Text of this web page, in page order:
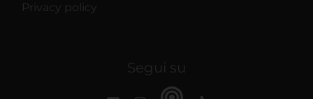
Privacy policy
Segui su